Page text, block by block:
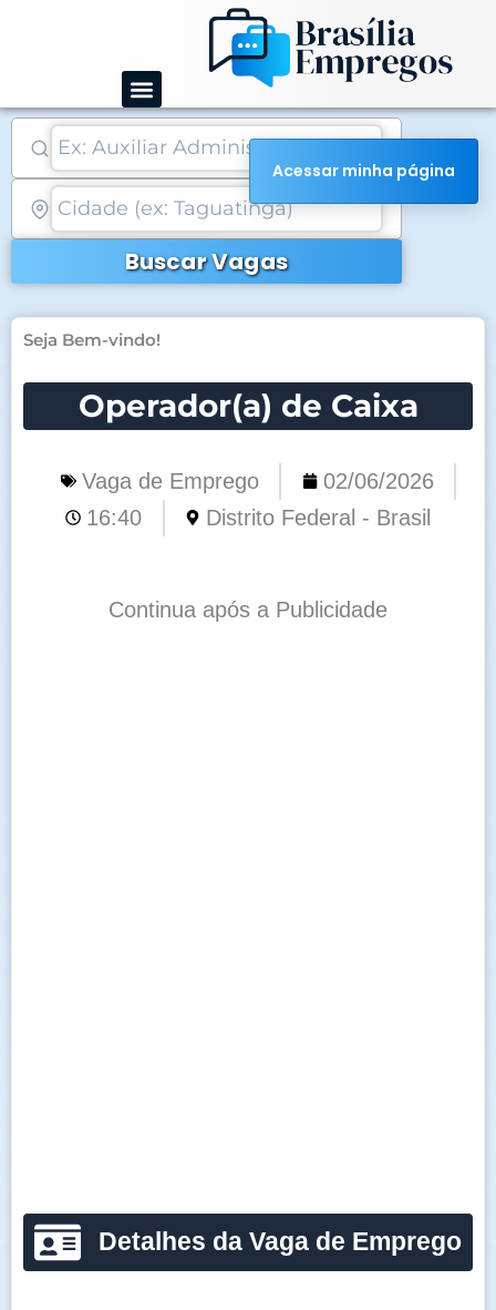
conteúdo
Buscar Vagas
Seja Bem-vindo!
Operador(a) de Caixa
Vaga de Emprego
02/06/2026
16:40
Distrito Federal - Brasil
Continua após a Publicidade
Detalhes da Vaga de Emprego
Acessar minha página